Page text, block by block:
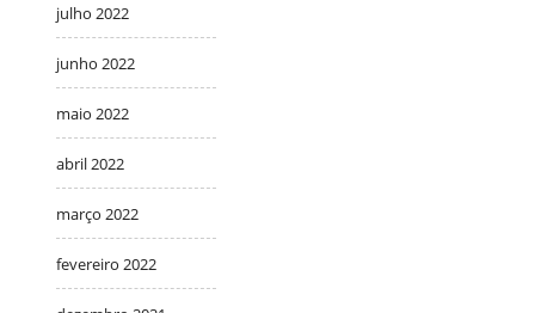
julho 2022
junho 2022
maio 2022
abril 2022
março 2022
fevereiro 2022